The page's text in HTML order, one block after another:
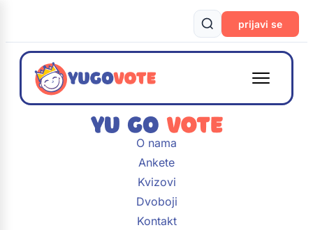
prijavi se
O nama
Ankete
Kvizovi
Dvoboji
Kontakt